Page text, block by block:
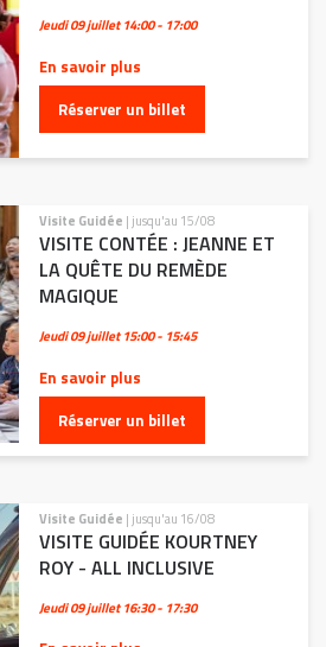
Jeudi 09 juillet14:00 - 17:00
En savoir plus
Réserver un billet
Visite Guidée | jusqu'au 15/08
VISITE CONTÉE : JEANNE ET
LA QUÊTE DU REMÈDE
MAGIQUE
Jeudi 09 juillet15:00 - 15:45
En savoir plus
Réserver un billet
Visite Guidée | jusqu'au 16/08
VISITE GUIDÉE KOURTNEY
ROY - ALL INCLUSIVE
Jeudi 09 juillet16:30 - 17:30